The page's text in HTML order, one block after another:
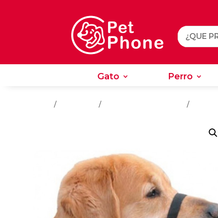
Gato Perro
/ / /